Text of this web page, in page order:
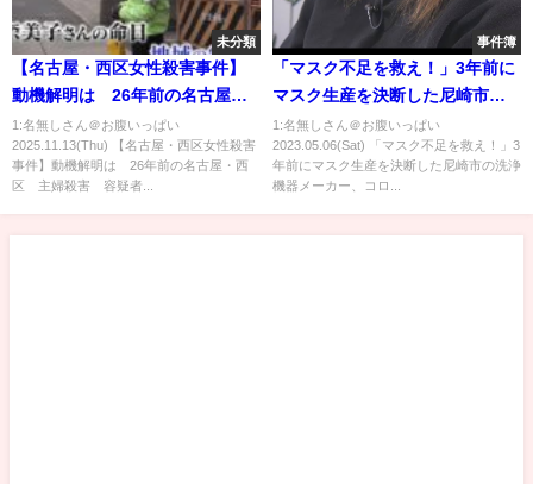
未分類
【名古屋・西区女性殺害事件】
動機解明は 26年前の名古屋・
西区 主婦殺害 容疑者逮捕後
初めての命日
1:名無しさん＠お腹いっぱい
2025.11.13(Thu) 【名古屋・西区女性殺害
事件】動機解明は 26年前の名古屋・西
区 主婦殺害 容疑者...
事件簿
「マスク不足を救え！」3年前に
マスク生産を決断した尼崎市の
洗浄機器メーカー、コロナ“5類
移行”で今後の戦略は？挑戦のウ
ラ側と残った教訓【かんさい情
1:名無しさん＠お腹いっぱい
2023.05.06(Sat) 「マスク不足を救え！」3
年前にマスク生産を決断した尼崎市の洗浄
機器メーカー、コロ...